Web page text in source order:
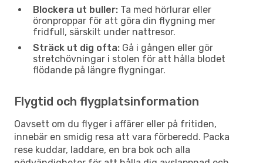
Blockera ut buller: Ta med hörlurar eller
öronproppar för att göra din flygning mer
fridfull, särskilt under nattresor.
Sträck ut dig ofta: Gå i gången eller gör
stretchövningar i stolen för att hålla blodet
flödande på längre flygningar.
Flygtid och flygplatsinformation
Oavsett om du flyger i affärer eller på fritiden,
innebär en smidig resa att vara förberedd. Packa
rese kuddar, laddare, en bra bok och alla